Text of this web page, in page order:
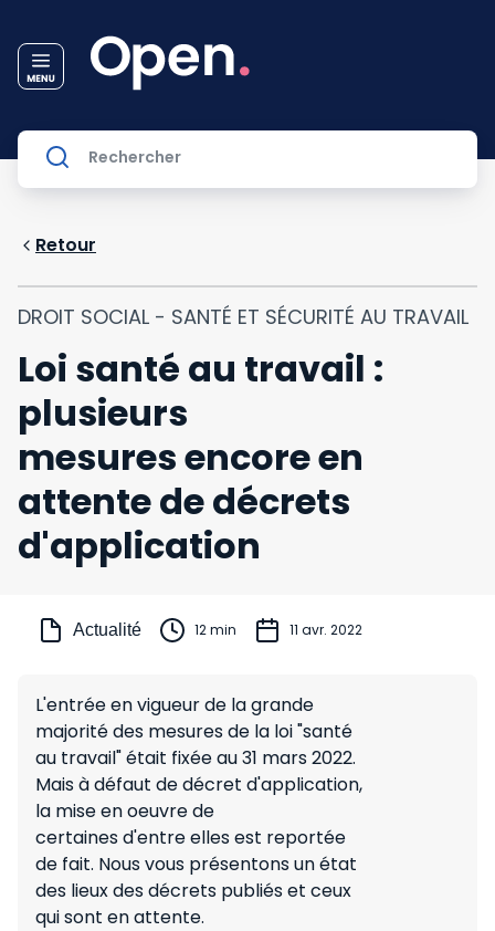
Retour
DROIT SOCIAL - SANTÉ ET SÉCURITÉ AU TRAVAIL
Loi santé au travail :
plusieurs
mesures encore en
attente de décrets
d'application
Actualité 12 min 11 avr. 2022
L'entrée en vigueur de la grande
majorité des mesures de la loi "santé
au travail" était fixée au 31 mars 2022.
Mais à défaut de décret d'application,
la mise en oeuvre de
certaines d'entre elles est reportée
de fait. Nous vous présentons un état
des lieux des décrets publiés et ceux
qui sont en attente.